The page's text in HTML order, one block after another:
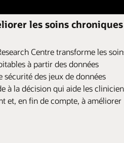
les soins chroniques
Centre transforme les
à partir des données
des jeux de données
à la décision qui aide les
et, en fin de compte, à améliorer